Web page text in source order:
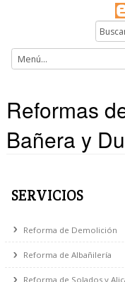
Reformas
Bañera y
SERVICIOS
Reforma de